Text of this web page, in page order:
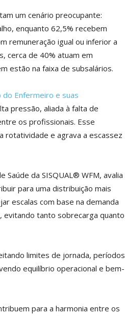
um cenário preocupante:
enquanto 62,5% recebem
remuneração igual ou inferior a
cerca de 40% atuam em
estão na faixa de subsalários.
do Enfermeiro e suas
pressão, aliada à falta de
os profissionais. Esse
rotatividade e agrava a escassez
da SISQUAL® WFM, avalia
para uma distribuição mais
escalas com base na demanda
evitando tanto sobrecarga quanto
limites de jornada, períodos
equilíbrio operacional e bem-
para a harmonia entre os